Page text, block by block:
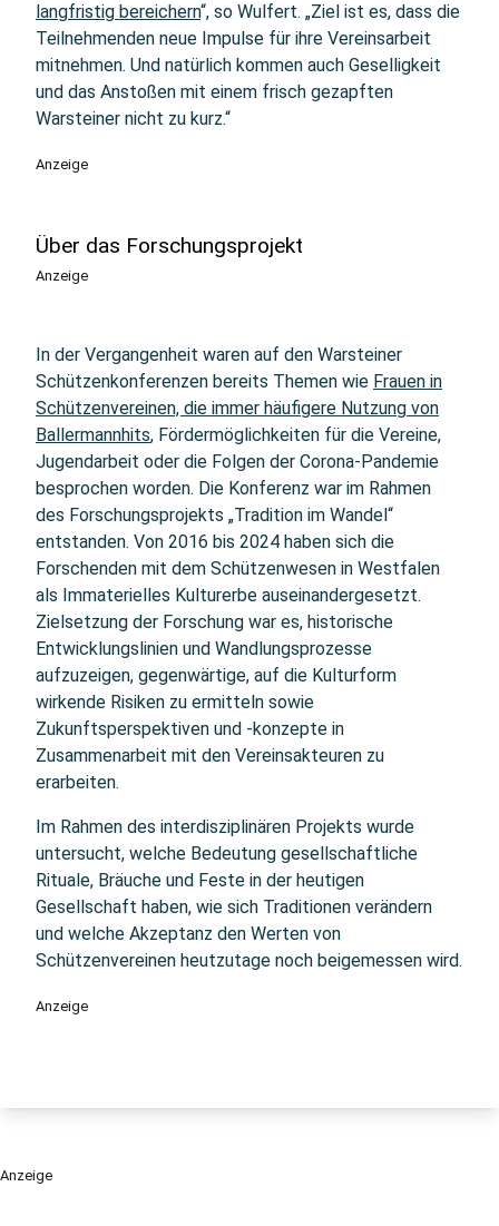
langfristig bereichern“, so Wulfert. „Ziel ist es, dass die
Teilnehmenden neue Impulse für ihre Vereinsarbeit
mitnehmen. Und natürlich kommen auch Geselligkeit
und das Anstoßen mit einem frisch gezapften
Warsteiner nicht zu kurz.“
Anzeige
Über das Forschungsprojekt
Anzeige
In der Vergangenheit waren auf den Warsteiner
Schützenkonferenzen bereits Themen wie Frauen in
Schützenvereinen, die immer häufigere Nutzung von
Ballermannhits, Fördermöglichkeiten für die Vereine,
Jugendarbeit oder die Folgen der Corona-Pandemie
besprochen worden. Die Konferenz war im Rahmen
des Forschungsprojekts „Tradition im Wandel“
entstanden. Von 2016 bis 2024 haben sich die
Forschenden mit dem Schützenwesen in Westfalen
als Immaterielles Kulturerbe auseinandergesetzt.
Zielsetzung der Forschung war es, historische
Entwicklungslinien und Wandlungsprozesse
aufzuzeigen, gegenwärtige, auf die Kulturform
wirkende Risiken zu ermitteln sowie
Zukunftsperspektiven und -konzepte in
Zusammenarbeit mit den Vereinsakteuren zu
erarbeiten.
Im Rahmen des interdisziplinären Projekts wurde
untersucht, welche Bedeutung gesellschaftliche
Rituale, Bräuche und Feste in der heutigen
Gesellschaft haben, wie sich Traditionen verändern
und welche Akzeptanz den Werten von
Schützenvereinen heutzutage noch beigemessen wird.
Anzeige
Anzeige